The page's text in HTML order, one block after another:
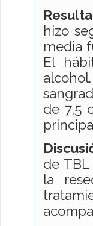
hizo
media
El
de 7,5
de
la